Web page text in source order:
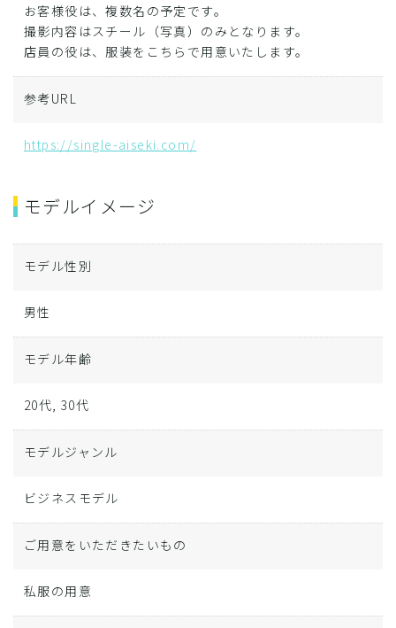
お客様役は、複数名の予定です。
撮影内容はスチール（写真）のみとなります。
店員の役は、服装をこちらで用意いたします。
参考URL
https://single-aiseki.com/
モデルイメージ
モデル性別
男性
モデル年齢
20代, 30代
モデルジャンル
ビジネスモデル
ご用意をいただきたいもの
私服の用意